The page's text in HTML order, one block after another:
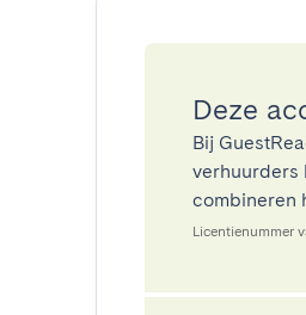
Deze
Bij
verhuurders
combineren
Licentienummer